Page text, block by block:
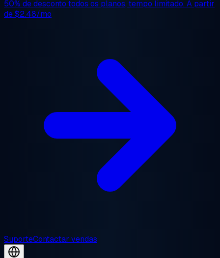
50% de desconto todos os planos, tempo limitado. A partir
de$2.48/mo
SuporteContactar vendas